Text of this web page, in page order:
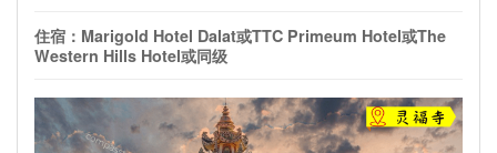
住宿： Marigold Hotel Dalat或TTC Primeum Hotel或The
Western Hills Hotel或同级